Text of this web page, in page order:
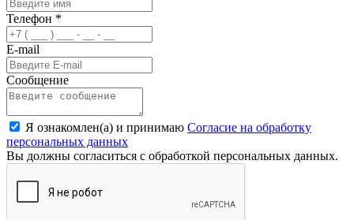
Телефон *
E-mail
Сообщение
Я ознакомлен(а) и принимаю Согласие на обработку
персональных данных
Вы должны согласиться с обработкой персональных данных.